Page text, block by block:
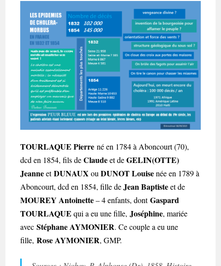
TOURLAQUE Pierre né en 1784 à Aboncourt (70),
dcd en 1854, fils deClaudeet deGELIN(OTTE)
JeanneetDUNAUXouDUNOTLouisenée en 1789 à
Aboncourt, dcd en 1854, fille deJean Baptisteet de
MOUREY Antoinette– 4 enfants, dontGaspard
TOURLAQUE qui a eu une fille,Joséphine, mariée
avecStéphane AYMONIER. Ce couple a eu une
fille,Rose AYMONIER, GMP.